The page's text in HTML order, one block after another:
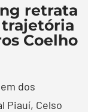
retrata
trajetória
Coelho
dos
Piauí, Celso